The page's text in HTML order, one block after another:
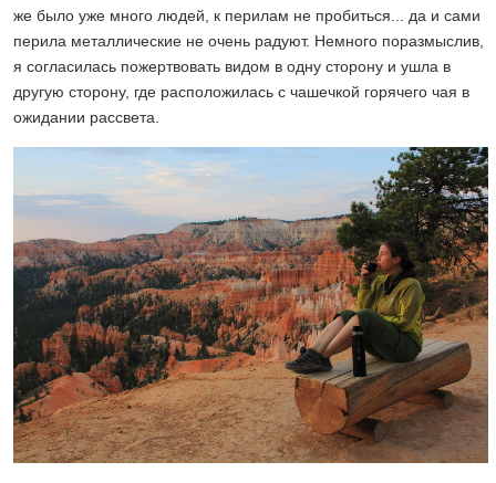
же было уже много людей, к перилам не пробиться... да и сами
перила металлические не очень радуют. Немного поразмыслив,
я согласилась пожертвовать видом в одну сторону и ушла в
другую сторону, где расположилась с чашечкой горячего чая в
ожидании рассвета.